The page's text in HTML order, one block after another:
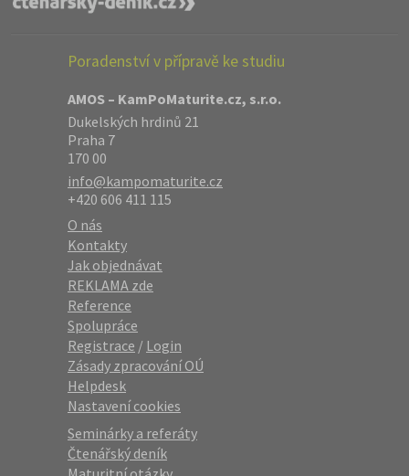
Poradenství v přípravě ke studiu
AMOS – KamPoMaturite.cz, s.r.o.
Dukelských hrdinů 21
Praha 7
170 00
info@kampomaturite.cz
+420 606 411 115
O nás
Kontakty
Jak objednávat
REKLAMA zde
Reference
Spolupráce
Registrace / Login
Zásady zpracování OÚ
Helpdesk
Nastavení cookies
Seminárky a referáty
Čtenářský deník